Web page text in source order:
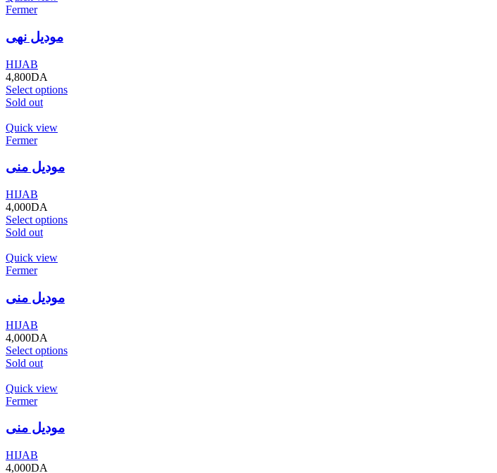
Fermer
موديل نهى
HIJAB
4,800DA
Select options
Sold out
Quick view
Fermer
موديل منى
HIJAB
4,000DA
Select options
Sold out
Quick view
Fermer
موديل منى
HIJAB
4,000DA
Select options
Sold out
Quick view
Fermer
موديل منى
HIJAB
4,000DA